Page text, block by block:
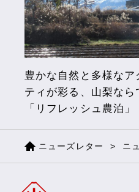
豊かな自然と多様なア
ティが彩る、山梨なら
「リフレッシュ農泊」
ニューズレター ニ